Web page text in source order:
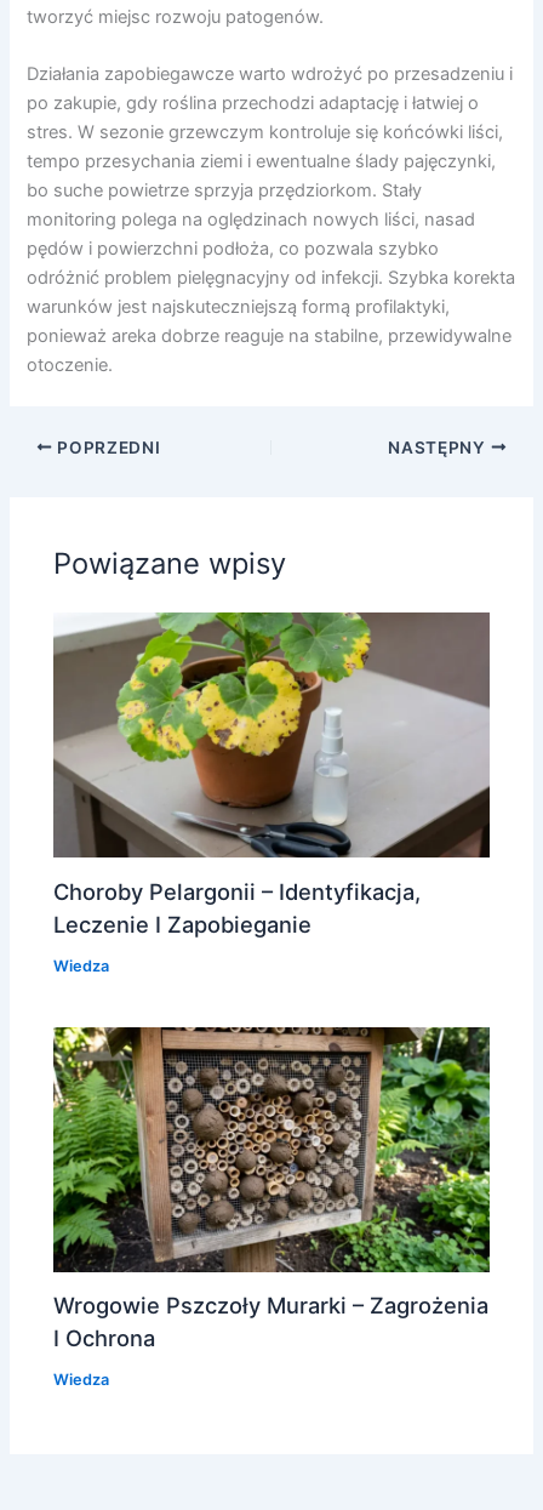
tworzyć miejsc rozwoju patogenów.
Działania zapobiegawcze warto wdrożyć po przesadzeniu i
po zakupie, gdy roślina przechodzi adaptację i łatwiej o
stres. W sezonie grzewczym kontroluje się końcówki liści,
tempo przesychania ziemi i ewentualne ślady pajęczynki,
bo suche powietrze sprzyja przędziorkom. Stały
monitoring polega na oględzinach nowych liści, nasad
pędów i powierzchni podłoża, co pozwala szybko
odróżnić problem pielęgnacyjny od infekcji. Szybka korekta
warunków jest najskuteczniejszą formą profilaktyki,
ponieważ areka dobrze reaguje na stabilne, przewidywalne
otoczenie.
POPRZEDNI NASTĘPNY
Powiązane wpisy
Choroby Pelargonii – Identyfikacja,
Leczenie I Zapobieganie
Wiedza
Wrogowie Pszczoły Murarki – Zagrożenia
I Ochrona
Wiedza